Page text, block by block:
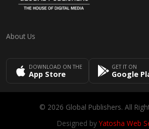
About Us
DOWNLOAD ON THE
App Store
GET IT ON
Google
© 2026 Global Publishers. All
Designed byYatosha Web